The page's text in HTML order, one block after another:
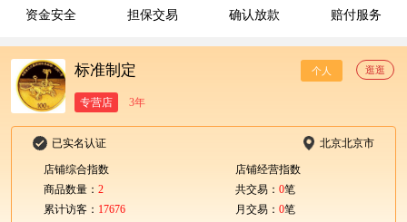
资金安全 担保交易 确认放款 赔付服务
标准制定 个人 逛逛
专营店 3年
已实名认证 北京北京市
店铺综合指数
商品数量： 2
累计访客： 17676
店铺经营指数
共交易： 0笔
月交易： 0笔